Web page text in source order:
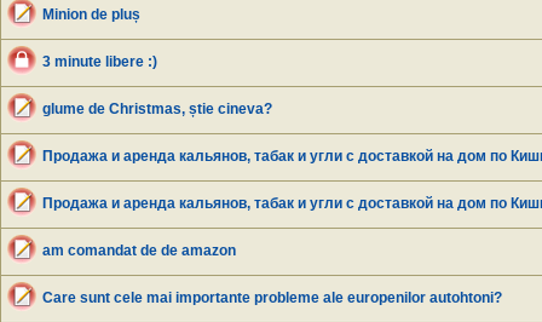
Minion de pluș
3 minute libere :)
glume de Christmas, știe cineva?
Продажа и аренда кальянов, табак и угли с доставкой на дом по
Продажа и аренда кальянов, табак и угли с доставкой на дом по
am comandat de de amazon
Care sunt cele mai importante probleme ale europenilor autohtoni?